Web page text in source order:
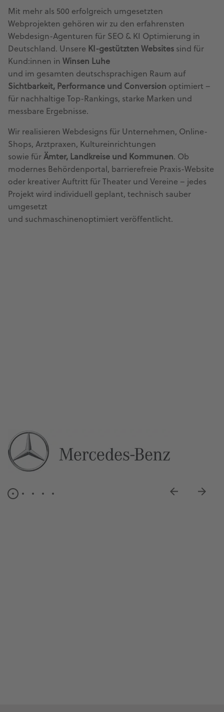
Mit mehr als 500 erfolgreich umgesetzten
Webprojekten gehören wir zu den erfahrensten
Webdesign-Agenturen für SEO & KI Optimierung in
Deutschland. Unsere KI-gestützten Websites sind für
Kund:innen in Winsen Luhe
und im gesamten deutschsprachigen Raum auf
Sichtbarkeit, Performance und Conversion optimiert –
für nachhaltige Top-Rankings, starke Marken und
messbare Ergebnisse.
Wir realisieren Webdesigns für Unternehmen, Online-
Shops, Arztpraxen, Kultureinrichtungen
sowie für Ämter, Landkreise und Kommunen. Ob
modernes Behördenportal, barrierefreie Praxis-Website
oder kreativer Auftritt für Theater und Vereine – jedes
Projekt wird individuell geplant, technisch sauber
umgesetzt
und suchmaschinenoptimiert veröffentlicht.